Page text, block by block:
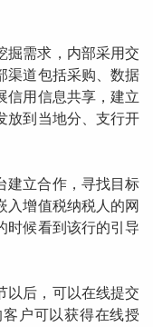
掘需求，内部采用交
渠道包括采购、数据
信用信息共享，建立
放到当地分、支行开
建立合作，寻找目标
入增值税纳税人的网
时候看到该行的引导
以后，可以在线提交
户可以获得在线授